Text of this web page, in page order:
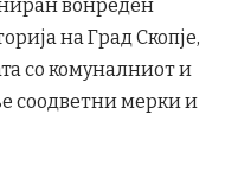
вонреден
на Град Скопје,
со комуналниот и
соодветни мерки и